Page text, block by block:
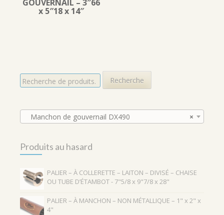
GOUVERNAIL – 3″66
x 5″18 x 14″
R
e
r
h
e
o
r
Recherche
×
Manchon de gouvernail DX490
Produits au hasard
PALIER – À COLLERETTE – LAITON – DIVISÉ – CHAISE
OU TUBE D’ÉTAMBOT - 7"5/8 x 9"7/8 x 28"
PALIER – À MANCHON – NON MÉTALLIQUE – 1" x 2" x
4"